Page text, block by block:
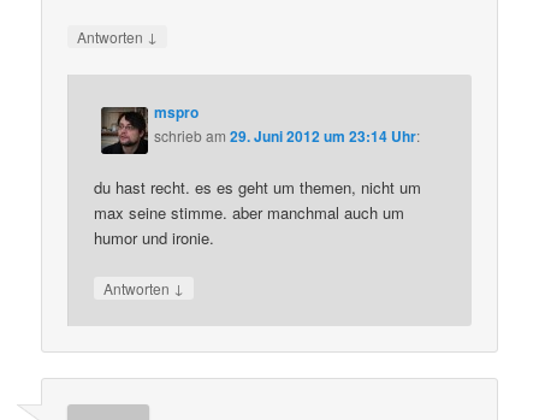
Antworten ↓
mspro
schriebam29. Juni 2012 um 23:14 Uhr:
du hast recht. es es geht um themen, nicht um
max seine stimme. aber manchmal auch um
humor und ironie.
Antworten ↓